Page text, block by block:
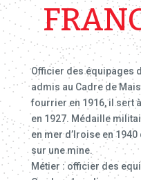
Officier des équipages
admis au Cadre de
fourrier en 1916, il sert
en 1927. Médaille
en mer d’Iroise en 1940
sur une mine.
Métier : officier des